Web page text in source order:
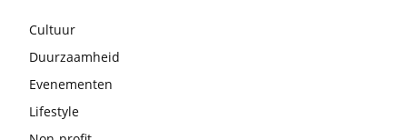
Cultuur
Duurzaamheid
Evenementen
Lifestyle